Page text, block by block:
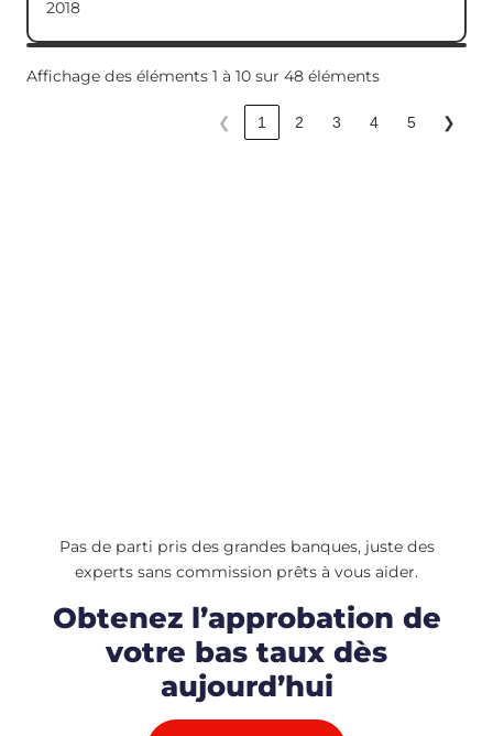
2018
Affichage des éléments 1 à 10 sur 48 éléments
❮ 1 2 3 4 5 ❯
Pas de parti pris des grandes banques, juste des
experts sans commission prêts à vous aider.
Obtenez l’approbation de
votre bas taux dès
aujourd’hui